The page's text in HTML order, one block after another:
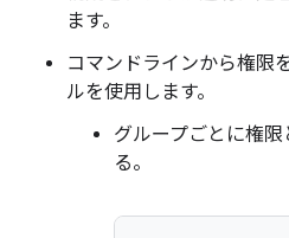
ます。
コマンドラインから権限
ルを使用します。
グループごとに権
る。